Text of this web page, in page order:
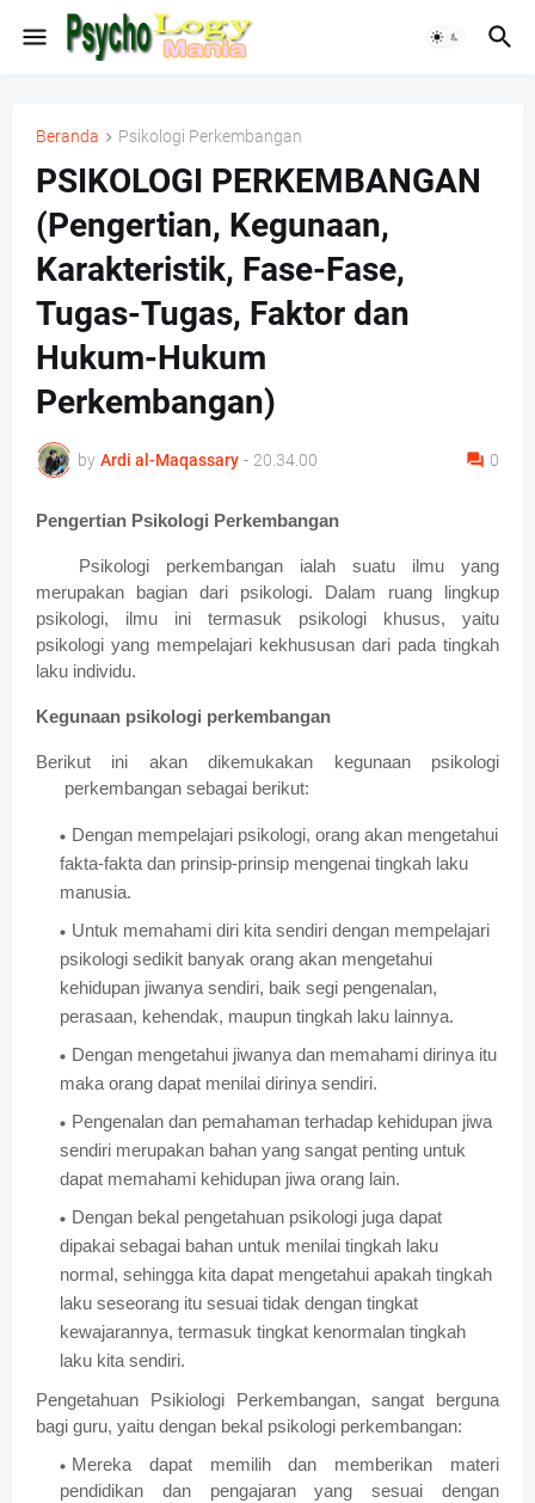
Beranda Psikologi Perkembangan
PSIKOLOGI PERKEMBANGAN
(Pengertian, Kegunaan,
Karakteristik, Fase-Fase,
Tugas-Tugas, Faktor dan
Hukum-Hukum
Perkembangan)
by Ardi al-Maqassary - 20.34.00 0
Pengertian Psikologi Perkembangan
Psikologi perkembangan ialah suatu ilmu yang
merupakan bagian dari psikologi. Dalam ruang lingkup
psikologi, ilmu ini termasuk psikologi khusus, yaitu
psikologi yang mempelajari kekhususan dari pada tingkah
laku individu.
Kegunaan psikologi perkembangan
Berikut ini akan dikemukakan kegunaan psikologi
perkembangan sebagai berikut:
Dengan mempelajari psikologi, orang akan mengetahui
fakta-fakta dan prinsip-prinsip mengenai tingkah laku
manusia.
Untuk memahami diri kita sendiri dengan mempelajari
psikologi sedikit banyak orang akan mengetahui
kehidupan jiwanya sendiri, baik segi pengenalan,
perasaan, kehendak, maupun tingkah laku lainnya.
Dengan mengetahui jiwanya dan memahami dirinya itu
maka orang dapat menilai dirinya sendiri.
Pengenalan dan pemahaman terhadap kehidupan jiwa
sendiri merupakan bahan yang sangat penting untuk
dapat memahami kehidupan jiwa orang lain.
Dengan bekal pengetahuan psikologi juga dapat
dipakai sebagai bahan untuk menilai tingkah laku
normal, sehingga kita dapat mengetahui apakah tingkah
laku seseorang itu sesuai tidak dengan tingkat
kewajarannya, termasuk tingkat kenormalan tingkah
laku kita sendiri.
Pengetahuan Psikiologi Perkembangan, sangat berguna
bagi guru, yaitu dengan bekal psikologi perkembangan:
Mereka dapat memilih dan memberikan materi
pendidikan dan pengajaran yang sesuai dengan